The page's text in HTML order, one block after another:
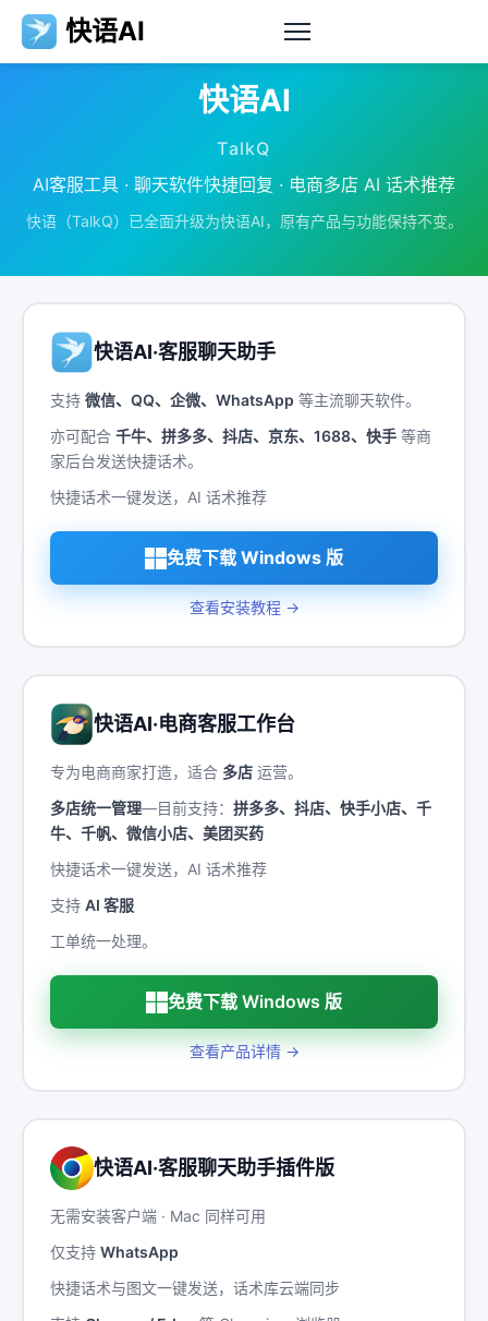
快语AI
快语AI
TalkQ
AI客服工具 · 聊天软件快捷回复 · 电商多店 AI 话术推荐
快语（TalkQ）已全面升级为快语AI，原有产品与功能保持不变。
快语AI·客服聊天助手
支持 微信、QQ、企微、WhatsApp 等主流聊天软件。
亦可配合 千牛、拼多多、抖店、京东、1688、快手 等商
家后台发送快捷话术。
快捷话术一键发送，AI 话术推荐
免费下载 Windows 版
查看安装教程 →
快语AI·电商客服工作台
专为电商商家打造，适合 多店 运营。
多店统一管理—目前支持： 拼多多、抖店、快手小店、千
牛、千帆、微信小店、美团买药
快捷话术一键发送，AI 话术推荐
支持 AI 客服
工单统一处理。
免费下载 Windows 版
查看产品详情 →
快语AI·客服聊天助手插件版
无需安装客户端 · Mac 同样可用
仅支持 WhatsApp
快捷话术与图文一键发送，话术库云端同步